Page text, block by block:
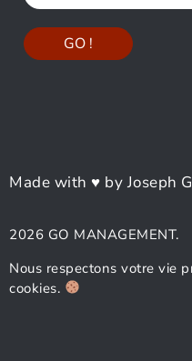
Made with ♥ by Joseph
2026 GO MANAGEMENT.
Nous respectons votre vie
cookies.